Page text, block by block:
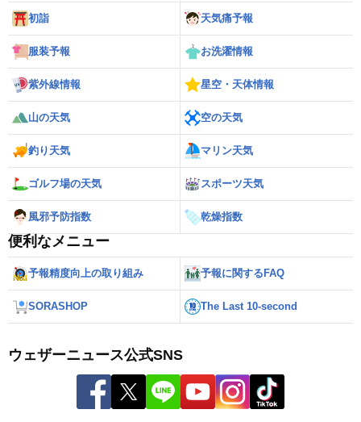
初詣 天気痛予報
服装予報 お洗濯情報
紫外線情報 星空・天体情報
山の天気 空の天気
釣り天気 マリン天気
ゴルフ場の天気 スポーツ天気
風邪予防指数 乾燥指数
便利なメニュー
予報精度向上の取り組み 予報に関するFAQ
SORASHOP The Last 10-second
ウェザーニュース公式SNS